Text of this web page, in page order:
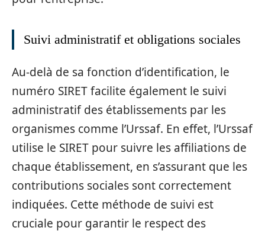
Suivi administratif et obligations sociales
Au-delà de sa fonction d’identification, le
numéro SIRET facilite également le suivi
administratif des établissements par les
organismes comme l’Urssaf. En effet, l’Urssaf
utilise le SIRET pour suivre les affiliations de
chaque établissement, en s’assurant que les
contributions sociales sont correctement
indiquées. Cette méthode de suivi est
cruciale pour garantir le respect des